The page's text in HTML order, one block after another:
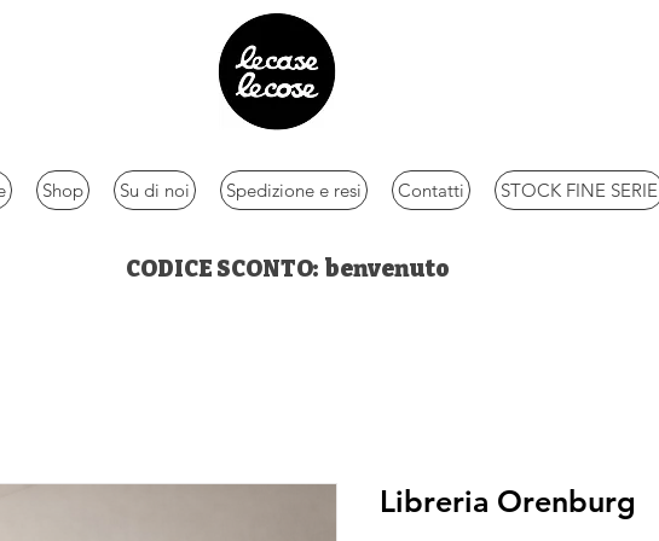
Shop Su di noi Spedizione e resi Contatti STOCK FINE SERIE
CODICE SCONTO: benvenuto
Libreria Orenburg